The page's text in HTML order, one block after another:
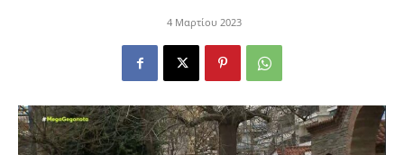
4 Μαρτίου 2023